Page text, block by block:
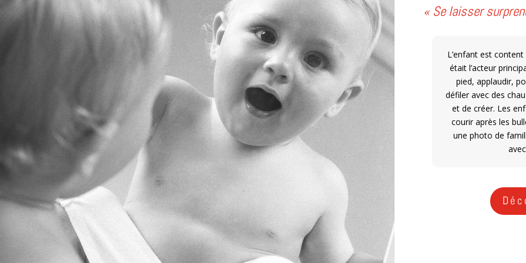
« Se laisser
L’enfant est
était l’acteur
pied, applaudir,
défiler avec des
et de créer. Les
courir après les
une photo de